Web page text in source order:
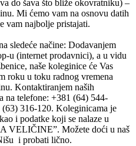
do šava što bliže okovratniku) –
Mi ćemo vam na osnovu datih
vam najbolje pristajati.
sledeće načine: Dodavanjem
u (internet prodavnici), a u vidu
naše koleginice će Vas
roku u toku radnog vremena
Kontaktiranjem naših
na telefone: +381 (64) 544-
316-120. Koleginicama je
i podatke koji se nalaze u
VELIČINE”. Možete doći u naš
i probati lično.